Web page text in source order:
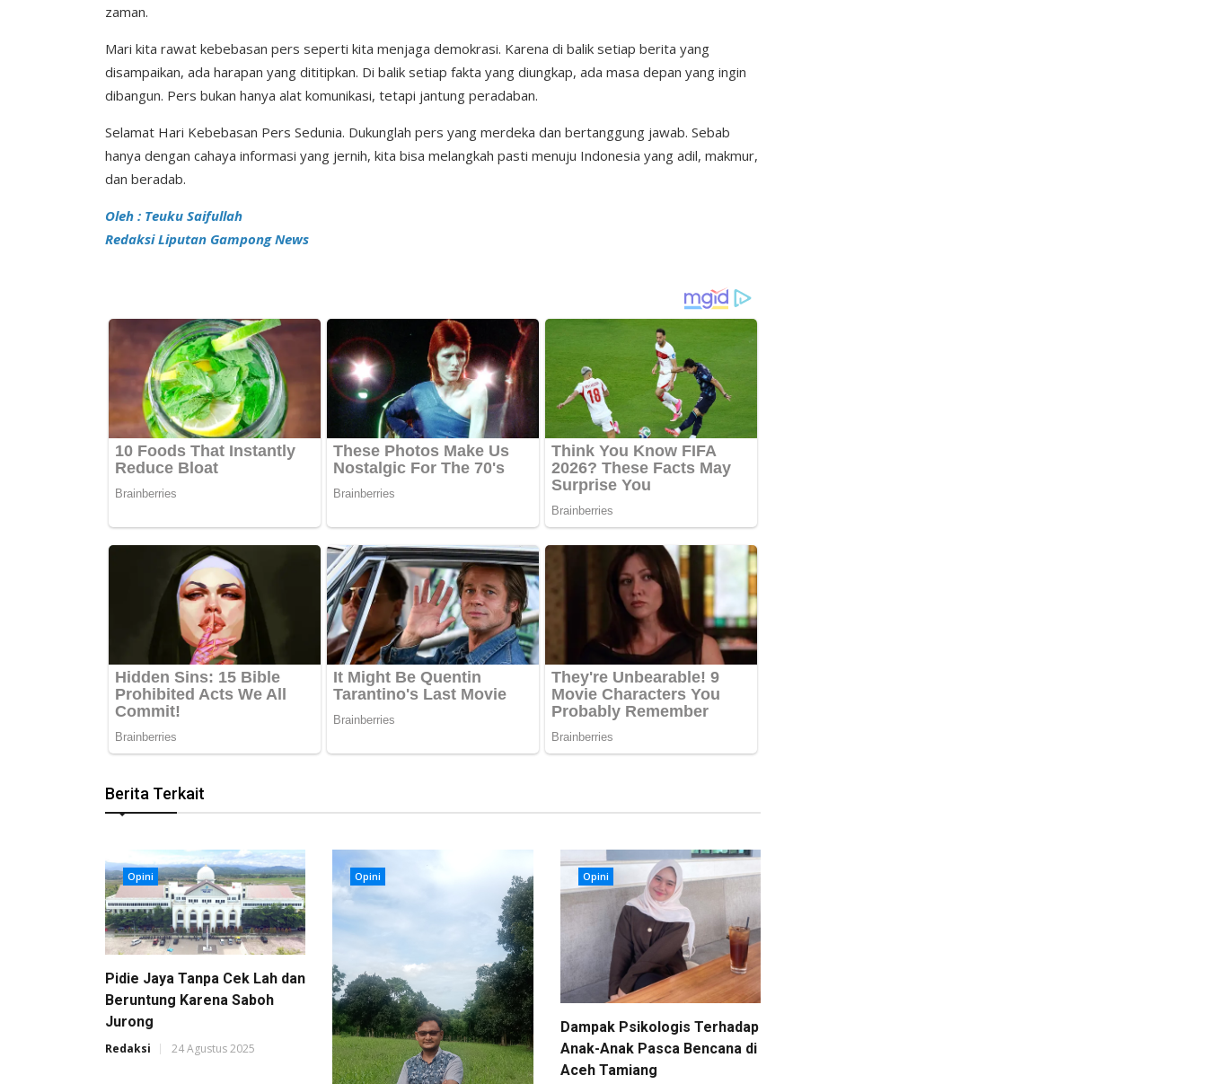
zaman.
Mari kita rawat kebebasan pers seperti kita menjaga demokrasi. Karena di balik setiap berita yang
disampaikan, ada harapan yang dititipkan. Di balik setiap fakta yang diungkap, ada masa depan yang ingin
dibangun. Pers bukan hanya alat komunikasi, tetapi jantung peradaban.
Selamat Hari Kebebasan Pers Sedunia. Dukunglah pers yang merdeka dan bertanggung jawab. Sebab
hanya dengan cahaya informasi yang jernih, kita bisa melangkah pasti menuju Indonesia yang adil, makmur,
dan beradab.
Oleh : Teuku Saifullah
Redaksi Liputan Gampong News
Berita Terkait
Opini
Pidie Jaya Tanpa Cek Lah dan
Beruntung Karena Saboh
Jurong
Redaksi 24 Agustus 2025
Opini Opini
Dampak Psikologis Terhadap
Anak-Anak Pasca Bencana di
Aceh Tamiang